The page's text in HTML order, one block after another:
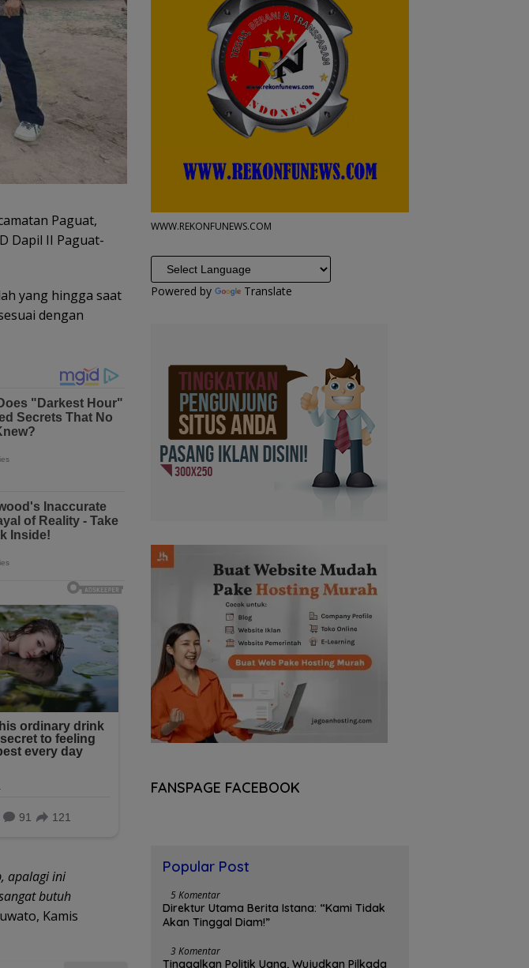
Paguat,
Dapil II Paguat-
yang hingga saat
dengan
apalagi ini
butuh
Kamis
WWW.REKONFUNEWS.COM
Powered by Translate
FANSPAGE FACEBOOK
Popular Post
5 Komentar
Direktur Utama Berita Istana: “Kami Tidak
Akan Tinggal Diam!”
3 Komentar
Tinggalkan Politik Uang, Wujudkan Pilkada